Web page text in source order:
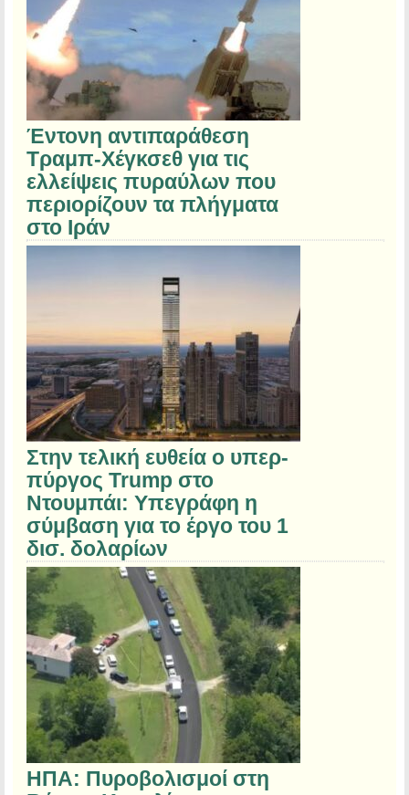
Έντονη αντιπαράθεση
Τραμπ-Χέγκσεθ για τις
ελλείψεις πυραύλων που
περιορίζουν τα πλήγματα
στο Ιράν
Στην τελική ευθεία ο υπερ-
πύργος Trump στο
Ντουμπάι: Υπεγράφη η
σύμβαση για το έργο του 1
δισ. δολαρίων
ΗΠΑ: Πυροβολισμοί στη